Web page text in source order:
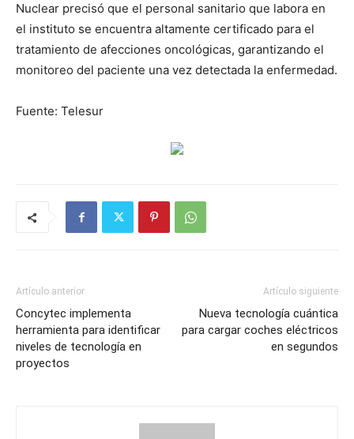
Nuclear precisó que el personal sanitario que labora en
el instituto se encuentra altamente certificado para el
tratamiento de afecciones oncológicas, garantizando el
monitoreo del paciente una vez detectada la enfermedad.
Fuente: Telesur
Artículo anterior
Concytec implementa
herramienta para identificar
niveles de tecnología en
proyectos
Artículo siguiente
Nueva tecnología cuántica
para cargar coches eléctricos
en segundos